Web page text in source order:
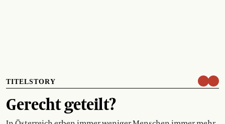
TITELSTORY
Gerecht geteilt?